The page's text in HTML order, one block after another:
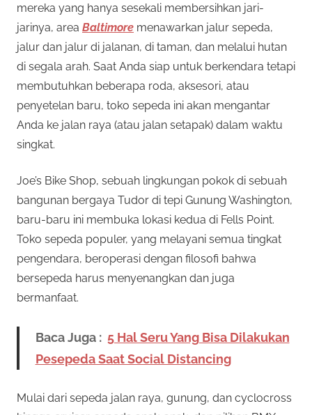
mereka yang hanya sesekali membersihkan jari-
jarinya, area Baltimore menawarkan jalur sepeda,
jalur dan jalur di jalanan, di taman, dan melalui hutan
di segala arah. Saat Anda siap untuk berkendara tetapi
membutuhkan beberapa roda, aksesori, atau
penyetelan baru, toko sepeda ini akan mengantar
Anda ke jalan raya (atau jalan setapak) dalam waktu
singkat.
Joe’s Bike Shop, sebuah lingkungan pokok di sebuah
bangunan bergaya Tudor di tepi Gunung Washington,
baru-baru ini membuka lokasi kedua di Fells Point.
Toko sepeda populer, yang melayani semua tingkat
pengendara, beroperasi dengan filosofi bahwa
bersepeda harus menyenangkan dan juga
bermanfaat.
Baca Juga : 5 Hal Seru Yang Bisa Dilakukan
Pesepeda Saat Social Distancing
Mulai dari sepeda jalan raya, gunung, dan cyclocross